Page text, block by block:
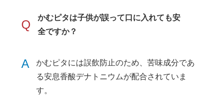
Q
かむピタは子供が誤って口に入れても安
全ですか？
A
かむピタには誤飲防止のため、苦味成分であ
る安息香酸デナトニウムが配合されていま
す。